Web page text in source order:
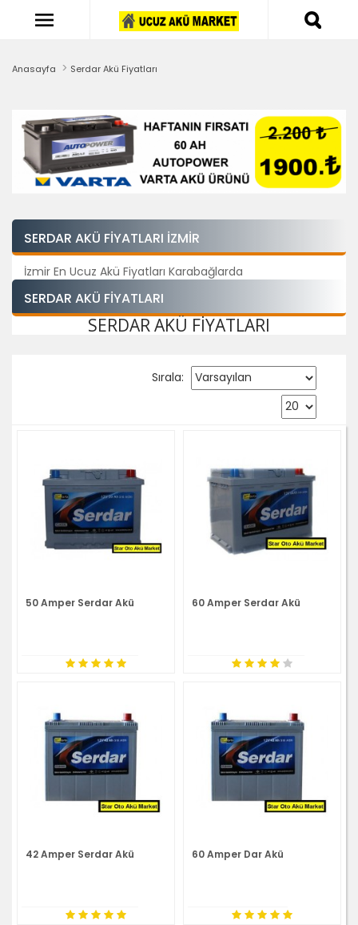
Anasayfa Serdar Akü Fiyatları
SERDAR AKÜ FIYATLARI İZMIR
İzmir En Ucuz Akü Fiyatları Karabağlarda
SERDAR AKÜ FIYATLARI
SERDAR AKÜ FIYATLARI
Sırala:
50 Amper Serdar Akü 60 Amper Serdar Akü
42 Amper Serdar Akü 60 Amper Dar Akü